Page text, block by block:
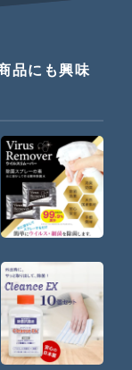
品にも興味